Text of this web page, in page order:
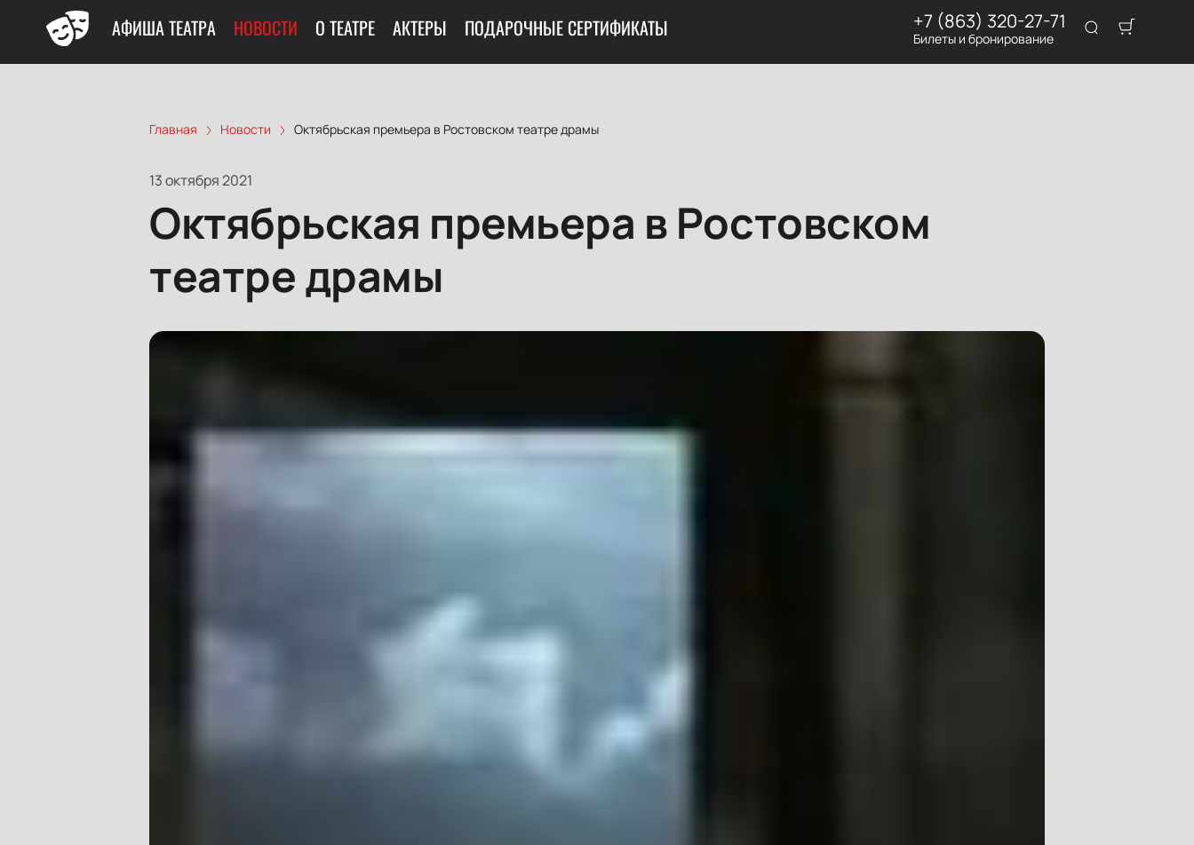
АФИША ТЕАТРА НОВОСТИ О ТЕАТРЕ АКТЕРЫ ПОДАРОЧНЫЕ СЕРТИФИКАТЫ +7 (863) 320-27-71
Билеты и бронирование
Главная Новости Октябрьская премьера в Ростовском театре драмы
13 октября 2021
Октябрьская премьера в Ростовском
театре драмы